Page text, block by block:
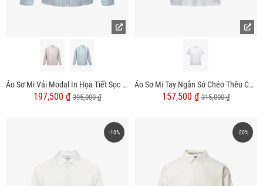
Áo Sơ Mi Vải Modal In Họa Tiết Sọc Form Regular SM170
197,500 ₫395,000 ₫
Áo Sơ Mi Tay Ngắn Sớ Chéo Thêu Chữ 4M Form Regular SM179
157,500 ₫315,000 ₫
-10% -20%